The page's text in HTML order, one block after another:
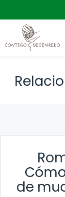
al
contenido
de